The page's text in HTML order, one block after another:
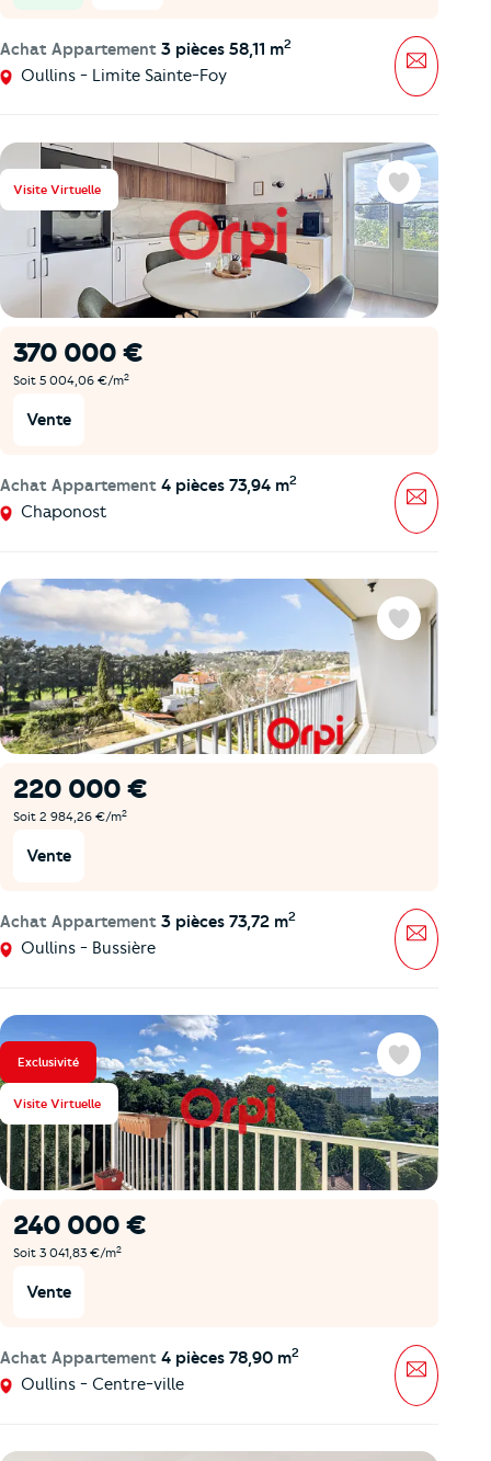
Achat Appartement 3 pièces 58,11 m2
Oullins - Limite Sainte-Foy
Message
Visite Virtuelle
370 000 €
Soit 5 004,06 €/m2
Vente
Achat Appartement 4 pièces 73,94 m2
Chaponost
Favoris
Message
220 000 €
Soit 2 984,26 €/m2
Vente
Achat Appartement 3 pièces 73,72 m2
Oullins - Bussière
Favoris
Message
Exclusivité
Visite Virtuelle
240 000 €
Soit 3 041,83 €/m2
Vente
Achat Appartement 4 pièces 78,90 m2
Oullins - Centre-ville
Favoris
Message